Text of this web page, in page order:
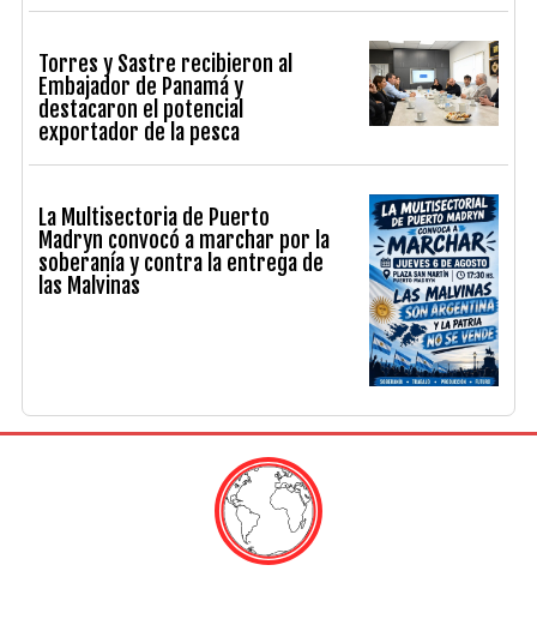
Torres y Sastre recibieron al
Embajador de Panamá y
destacaron el potencial
exportador de la pesca
La Multisectoria de Puerto
Madryn convocó a marchar por la
soberanía y contra la entrega de
las Malvinas